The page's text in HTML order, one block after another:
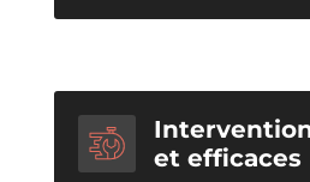
et efficaces